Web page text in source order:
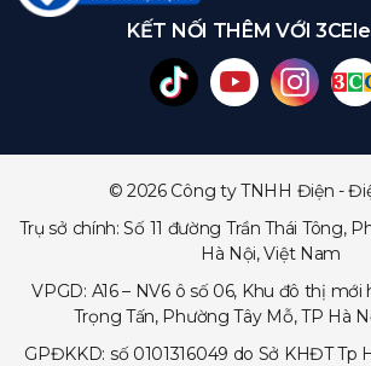
KẾT NỐI THÊM VỚI
© 2026 Công ty TNHH Điện -
Trụ sở chính: Số 11 đường Trần Thái Tông,
Hà Nội, Việt Nam
VPGD: A16 – NV6 ô số 06, Khu đô thị
Trọng Tấn, Phường Tây Mỗ, TP Hà
GPĐKKD: số 0101316049 do Sở KHĐT Tp